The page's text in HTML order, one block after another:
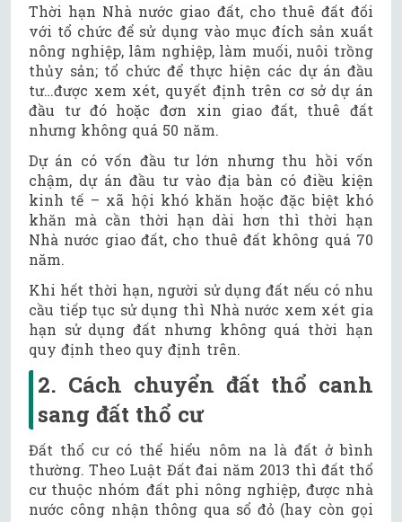
Thời hạn Nhà nước giao đất, cho thuê đất đối
với tổ chức để sử dụng vào mục đích sản xuất
nông nghiệp, lâm nghiệp, làm muối, nuôi trồng
thủy sản; tổ chức để thực hiện các dự án đầu
tư…được xem xét, quyết định trên cơ sở dự án
đầu tư đó hoặc đơn xin giao đất, thuê đất
nhưng không quá 50 năm.
Dự án có vốn đầu tư lớn nhưng thu hồi vốn
chậm, dự án đầu tư vào địa bàn có điều kiện
kinh tế – xã hội khó khăn hoặc đặc biệt khó
khăn mà cần thời hạn dài hơn thì thời hạn
Nhà nước giao đất, cho thuê đất không quá 70
năm.
Khi hết thời hạn, người sử dụng đất nếu có nhu
cầu tiếp tục sử dụng thì Nhà nước xem xét gia
hạn sử dụng đất nhưng không quá thời hạn
quy định theo quy định trên.
2. Cách chuyển đất thổ canh
sang đất thổ cư
Đất thổ cư có thể hiểu nôm na là đất ở bình
thường. Theo Luật Đất đai năm 2013 thì đất thổ
cư thuộc nhóm đất phi nông nghiệp, được nhà
nước công nhận thông qua sổ đỏ (hay còn gọi